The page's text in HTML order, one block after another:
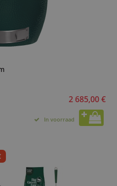
2 685,00 €
In voorraad